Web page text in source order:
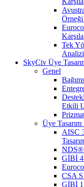
Örneği
Tek
Analizi
SkyCiv Üye
Genel
Etkili
Üye
AISC
NDS®
GİBİ
CSA
GİBİ